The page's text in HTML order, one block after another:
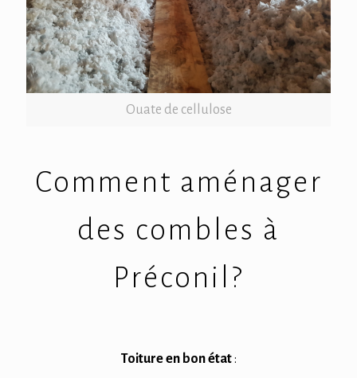
Ouate de cellulose
Comment aménager
des combles à
Préconil?
Toiture en bon état: